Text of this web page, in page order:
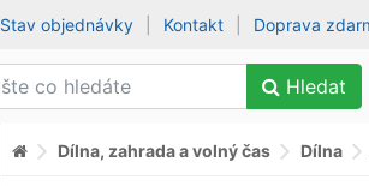
Stav objednávky Kontakt Doprava
Hledat
Dílna, zahrada a volný čas Dílna